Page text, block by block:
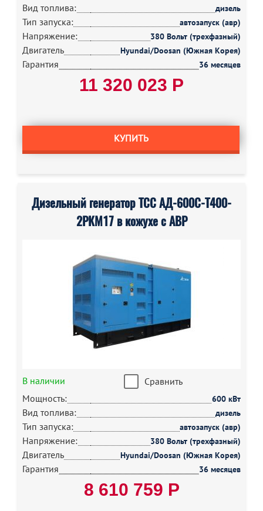
Вид топлива: дизель
Тип запуска: автозапуск (авр)
Напряжение: 380 Вольт (трехфазный)
Двигатель Hyundai/Doosan (Южная Корея)
Гарантия 36 месяцев
11 320 023 Р
КУПИТЬ
Дизельный генератор ТСС АД-600С-Т400-
2РКМ17 в кожухе с АВР
В наличии
Сравнить
Мощность:
600 кВт
Вид топлива: дизель
Тип запуска: автозапуск (авр)
Напряжение: 380 Вольт (трехфазный)
Двигатель Hyundai/Doosan (Южная Корея)
Гарантия 36 месяцев
8 610 759 Р